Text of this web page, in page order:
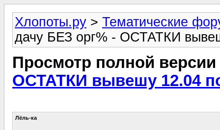
Хлопоты.ру > Тематические
дачу БЕЗ орг% - ОСТАТКИ
Просмотр полной
ОСТАТКИ вывешу 12.04
Лёль-ка